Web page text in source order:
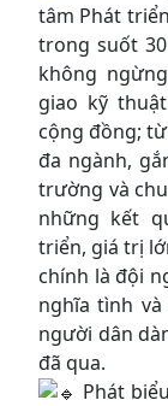
tâm Phát
trong suốt
không
giao kỹ
cộng đồng;
đa ngành,
trường và
những kết
triển, giá trị
chính là đội
nghĩa tình
người dân
đã qua.
Phát